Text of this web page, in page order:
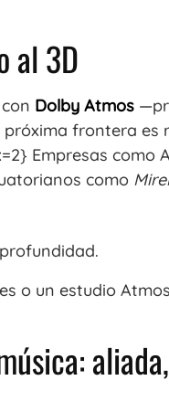
al 3D
Dolby Atmos
frontera es
Empresas como
como
o un estudio